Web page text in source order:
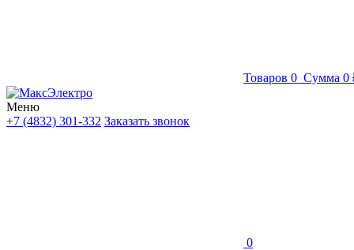
Товаров 0 Сумма 0
Меню
+7 (4832) 301-332 Заказать звонок
0